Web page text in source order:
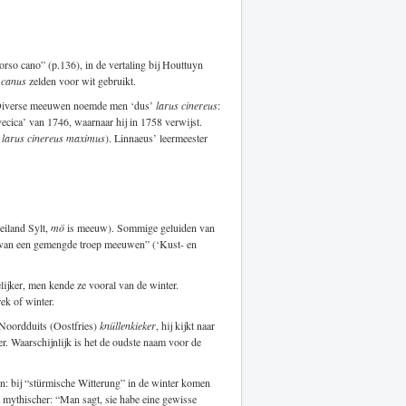
cano” (p.136), in de vertaling bij Houttuyn
canuszelden voor wit gebruikt.
meeuwen noemde men ‘dus’ larus cinereus:
van 1746, waarnaar hij in 1758 verwijst.
larus cinereus maximus). Linnaeus’ leermeester
Sylt, möis meeuw). Sommige geluiden van
een gemengde troep meeuwen” (‘Kust- en
men kende ze vooral van de winter.
of winter.
(Oostfries)knüllenkieker, hij kijkt naar
Waarschijnlijk is het de oudste naam voor de
bij “stürmische Witterung” in de winter komen
“Man sagt, sie habe eine gewisse